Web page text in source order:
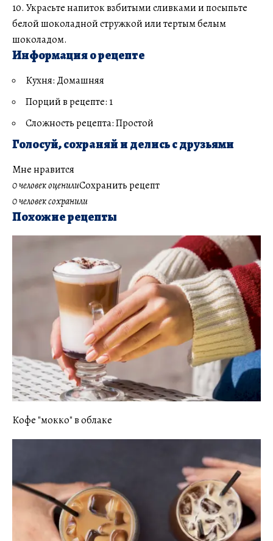
10. Украсьте напиток взбитыми сливками и посыпьте
белой шоколадной стружкой или тертым белым
шоколадом.
Информация о рецепте
Кухня: Домашняя
Порций в рецепте: 1
Сложность рецепта: Простой
Голосуй, сохраняй и делись с друзьями
Мне нравится
0 человек оценилиСохранить рецепт
0 человек сохранили
Похожие рецепты
Кофе "мокко" в облаке